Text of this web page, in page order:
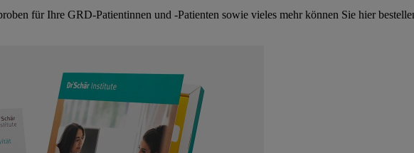
für Ihre GRD-Patientinnen und -Patienten sowie vieles mehr können Sie hier